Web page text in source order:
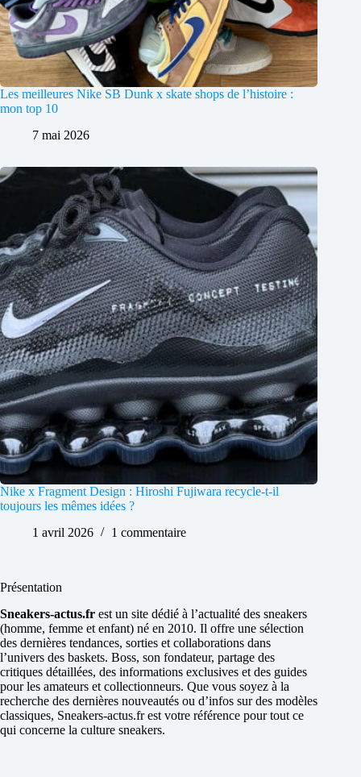
Les meilleures Nike SB Dunk x skate shops de l’histoire :
mon top 10
7 mai 2026
Nike x Fragment Design : Hiroshi Fujiwara recycle-t-il
toujours les mêmes idées ?
1 avril 2026
1 commentaire
Présentation
Sneakers-actus.fr est un site dédié à l’actualité des sneakers
(homme, femme et enfant) né en 2010. Il offre une sélection
des dernières tendances, sorties et collaborations dans
l’univers des baskets. Boss, son fondateur, partage des
critiques détaillées, des informations exclusives et des guides
pour les amateurs et collectionneurs. Que vous soyez à la
recherche des dernières nouveautés ou d’infos sur des modèles
classiques, Sneakers-actus.fr est votre référence pour tout ce
qui concerne la culture sneakers.